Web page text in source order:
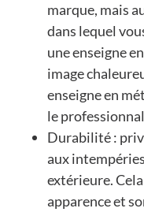
marque, mais
dans lequel
une enseigne
image
enseigne en
le
Durabilité :
aux
extérieure.
apparence et